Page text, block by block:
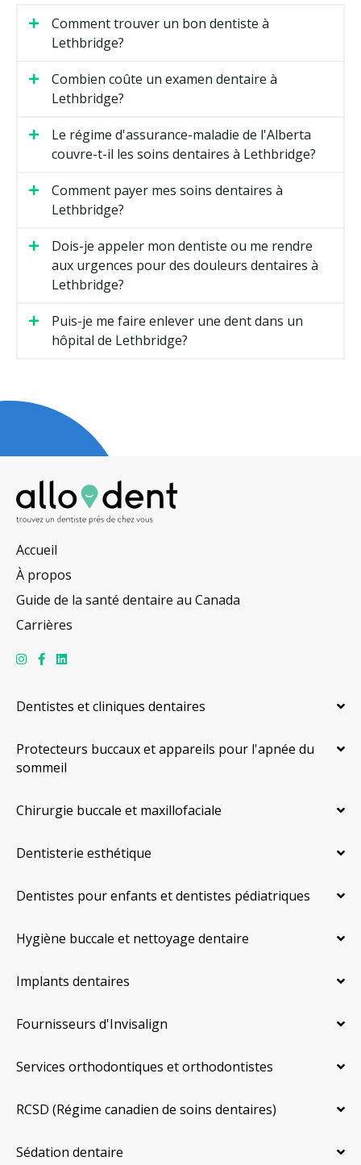
Comment trouver un bon dentiste à
Lethbridge?
Combien coûte un examen dentaire à
Lethbridge?
Le régime d'assurance-maladie de l'Alberta
couvre-t-il les soins dentaires à Lethbridge?
Comment payer mes soins dentaires à
Lethbridge?
Dois-je appeler mon dentiste ou me rendre
aux urgences pour des douleurs dentaires à
Lethbridge?
Puis-je me faire enlever une dent dans un
hôpital de Lethbridge?
Accueil
À propos
Guide de la santé dentaire au Canada
Carrières
Dentistes et cliniques dentaires
Protecteurs buccaux et appareils pour l'apnée du
sommeil
Chirurgie buccale et maxillofaciale
Dentisterie esthétique
Dentistes pour enfants et dentistes pédiatriques
Hygiène buccale et nettoyage dentaire
Implants dentaires
Fournisseurs d'Invisalign
Services orthodontiques et orthodontistes
RCSD (Régime canadien de soins dentaires)
Sédation dentaire